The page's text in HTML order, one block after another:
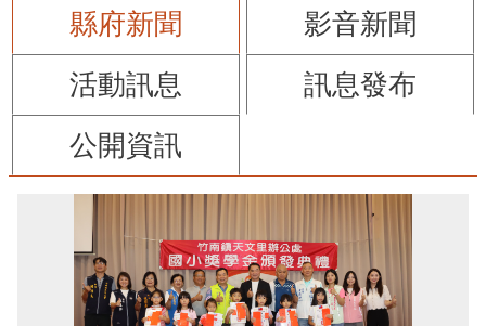
縣府新聞
影音新聞
活動訊息
訊息發布
公開資訊